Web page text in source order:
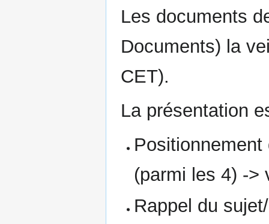
Les documents
Documents) la
CET).
La présentation
(parmi les 4) ->
Rappel du